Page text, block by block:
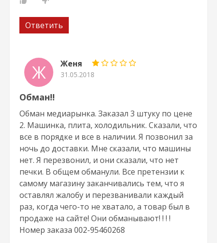
Ответить
Ж Женя
31.05.2018
Обман!!
Обман медиарынка. Заказал 3 штуку по цене
2. Машинка, плита, холодильник. Сказали, что
все в порядке и все в наличии. Я позвонил за
ночь до доставки. Мне сказали, что машины
нет. Я перезвонил, и они сказали, что нет
печки. В общем обманули. Все претензии к
самому магазину заканчивались тем, что я
оставлял жалобу и перезванивали каждый
раз, когда чего-то не хватало, а товар был в
продаже на сайте! Они обманывают! ! ! !
Номер заказа 002-95460268